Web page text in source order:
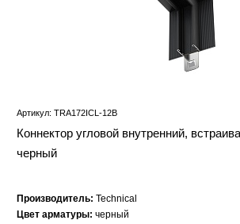
Артикул: TRA172ICL-12B
Коннектор угловой внутренний,
черный
Производитель: Technical
Цвет арматуры: черный